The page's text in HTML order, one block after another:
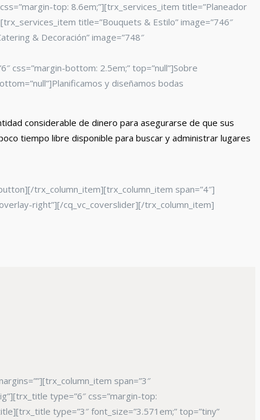
top: 8.6em;”][trx_services_item title=”Planeador
title=”Bouquets & Estilo” image=”746″
& Decoración” image=”748″
css=”margin-bottom: 2.5em;” top=”null”]Sobre
y diseñamos bodas
considerable de dinero para asegurarse de que sus
tiempo libre disponible para buscar y administrar lugares
trx_column_item][trx_column_item span=”4″]
right”][/cq_vc_coverslider][/trx_column_item]
span=”3″
type=”6″ css=”margin-top:
type=”3″ font_size=”3.571em;” top=”tiny”